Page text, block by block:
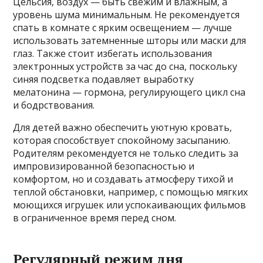
уровень шума минимальным. Не рекомендуется
спать в комнате с ярким освещением — лучше
использовать затемненные шторы или маски для
глаз. Также стоит избегать использования
электронных устройств за час до сна, поскольку
синяя подсветка подавляет выработку
мелатонина — гормона, регулирующего цикл сна
и бодрствования.
Для детей важно обеспечить уютную кровать,
которая способствует спокойному засыпанию.
Родителям рекомендуется не только следить за
импровизированной безопасностью и
комфортом, но и создавать атмосферу тихой и
теплой обстановки, например, с помощью мягких
моющихся игрушек или успокаивающих фильмов
в ограниченное время перед сном.
Регулярный режим дня